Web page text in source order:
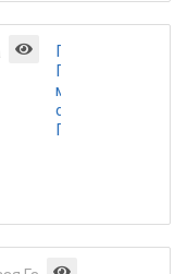
Годеция
Гофре
махровая
смесь
Гавриш